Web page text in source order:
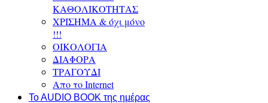
ΚΑΘΟΛΙΚΟΤΗΤΑΣ
ΧΡΙΣΗΜΑ & όχι μόνο
!!!
ΟΙΚΟΛΟΓΙΑ
ΔΙΑΦΟΡΑ
ΤΡΑΓΟΥΔΙ
Απο το Internet
To AUDIO BOOK της ημέρας